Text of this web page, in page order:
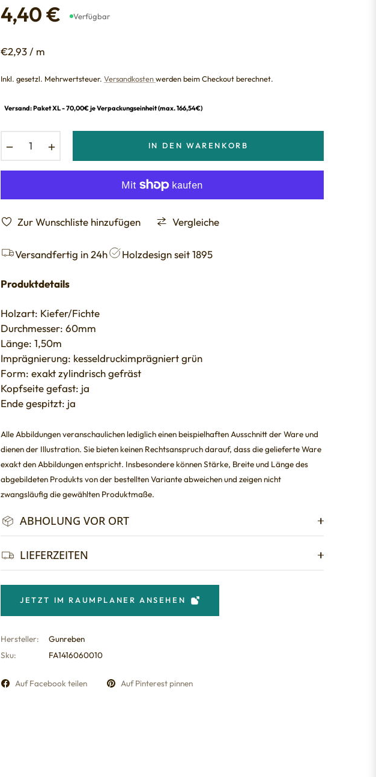
Normaler
4,40 € Verfügbar
€2,93 / m
Inkl. gesetzl. Mehrwertsteuer. Versandkostenwerden beim Checkout berechnet.
Versand: Paket XL - 70,00€ je Verpackungseinheit (max. 166,54€)
IN DEN WARENKORB
Zur Wunschliste hinzufügen Vergleiche
Versandfertig in 24h Holzdesign seit 1895
Produktdetails
Holzart: Kiefer/Fichte
Durchmesser: 60mm
Länge: 1,50m
Imprägnierung: kesseldruckimprägniert grün
Form: exakt zylindrisch gefräst
Kopfseite gefast: ja
Ende gespitzt: ja
Alle Abbildungen veranschaulichen lediglich einen beispielhaften Ausschnitt der Ware und
dienen der Illustration. Sie bieten keinen Rechtsanspruch darauf, dass die gelieferte Ware
exakt den Abbildungen entspricht. Insbesondere können Stärke, Breite und Länge des
abgebildeten Produkts von der bestellten Variante abweichen und zeigen nicht
zwangsläufig die gewählten Produktmaße.
ABHOLUNG VOR ORT
LIEFERZEITEN
JETZT IM RAUMPLANER ANSEHEN
Hersteller:
Gunreben
Sku:
FA1416060010
Auf Facebook teilen Auf Pinterest pinnen